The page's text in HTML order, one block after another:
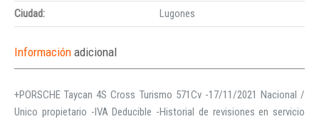
Ciudad:
Lugones
Información adicional
+PORSCHE Taycan 4S Cross Turismo 571Cv -17/11/2021 Nacional /
Unico propietario -IVA Deducible -Historial de revisiones en servicio